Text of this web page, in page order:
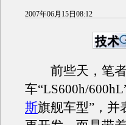
2007年06月15日08:12
前些天，笔者
车“LS600h/
斯旗舰车型”，并